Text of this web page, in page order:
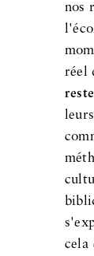
nos
réel
cela